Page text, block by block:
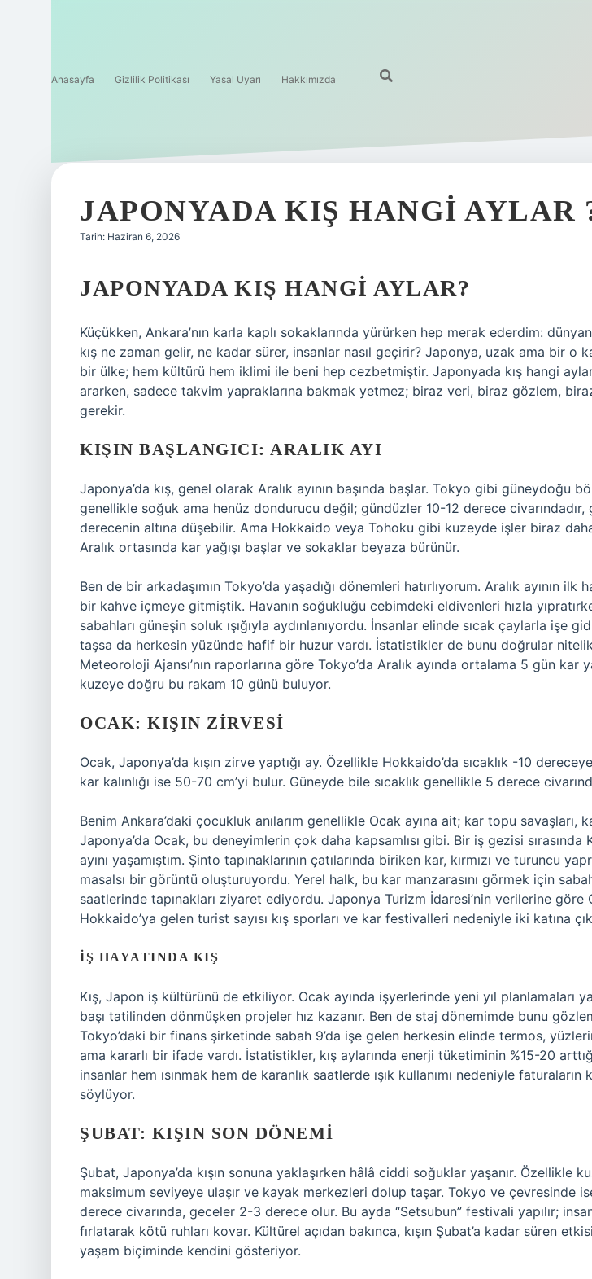
Anasayfa Gizlilik Politikası Yasal Uyarı Hakkımızda
JAPONYADA KIŞ HANGI AYLAR
Tarih: Haziran 6, 2026
JAPONYADA KIŞ HANGI AYLAR?
Küçükken, Ankara’nın karla kaplı sokaklarında yürürken hep merak ederdim:
kış ne zaman gelir, ne kadar sürer, insanlar nasıl geçirir? Japonya, uzak ama bir o
bir ülke; hem kültürü hem iklimi ile beni hep cezbetmiştir. Japonyada kış hangi
ararken, sadece takvim yapraklarına bakmak yetmez; biraz veri, biraz gözlem,
gerekir.
KIŞIN BAŞLANGICI: ARALIK AYI
Japonya’da kış, genel olarak Aralık ayının başında başlar. Tokyo gibi güneydoğu
genellikle soğuk ama henüz dondurucu değil; gündüzler 10-12 derece civarındadır,
derecenin altına düşebilir. Ama Hokkaido veya Tohoku gibi kuzeyde işler biraz
Aralık ortasında kar yağışı başlar ve sokaklar beyaza bürünür.
Ben de bir arkadaşımın Tokyo’da yaşadığı dönemleri hatırlıyorum. Aralık ayının ilk
bir kahve içmeye gitmiştik. Havanın soğukluğu cebimdeki eldivenleri hızla
sabahları güneşin soluk ışığıyla aydınlanıyordu. İnsanlar elinde sıcak çaylarla işe
taşsa da herkesin yüzünde hafif bir huzur vardı. İstatistikler de bunu doğrular
Meteoroloji Ajansı’nın raporlarına göre Tokyo’da Aralık ayında ortalama 5 gün kar
kuzeye doğru bu rakam 10 günü buluyor.
OCAK: KIŞIN ZIRVESI
Ocak, Japonya’da kışın zirve yaptığı ay. Özellikle Hokkaido’da sıcaklık -10
kar kalınlığı ise 50-70 cm’yi bulur. Güneyde bile sıcaklık genellikle 5 derece
Benim Ankara’daki çocukluk anılarım genellikle Ocak ayına ait; kar topu savaşları,
Japonya’da Ocak, bu deneyimlerin çok daha kapsamlısı gibi. Bir iş gezisi sırasında
ayını yaşamıştım. Şinto tapınaklarının çatılarında biriken kar, kırmızı ve turuncu
masalsı bir görüntü oluşturuyordu. Yerel halk, bu kar manzarasını görmek için
saatlerinde tapınakları ziyaret ediyordu. Japonya Turizm İdaresi’nin verilerine göre
Hokkaido’ya gelen turist sayısı kış sporları ve kar festivalleri nedeniyle iki katına
İŞ HAYATINDA KIŞ
Kış, Japon iş kültürünü de etkiliyor. Ocak ayında işyerlerinde yeni yıl planlamaları
başı tatilinden dönmüşken projeler hız kazanır. Ben de staj dönemimde bunu
Tokyo’daki bir finans şirketinde sabah 9’da işe gelen herkesin elinde termos,
ama kararlı bir ifade vardı. İstatistikler, kış aylarında enerji tüketiminin %15-20
insanlar hem ısınmak hem de karanlık saatlerde ışık kullanımı nedeniyle faturaların
söylüyor.
ŞUBAT: KIŞIN SON DÖNEMI
Şubat, Japonya’da kışın sonuna yaklaşırken hâlâ ciddi soğuklar yaşanır. Özellikle
maksimum seviyeye ulaşır ve kayak merkezleri dolup taşar. Tokyo ve çevresinde
derece civarında, geceler 2-3 derece olur. Bu ayda “Setsubun” festivali yapılır;
fırlatarak kötü ruhları kovar. Kültürel açıdan bakınca, kışın Şubat’a kadar süren
yaşam biçiminde kendini gösteriyor.